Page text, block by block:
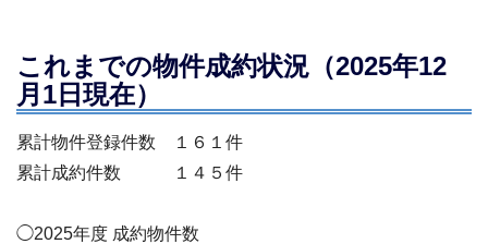
これまでの物件成約状況（2025年12
月1日現在）
累計物件登録件数 １６１件
累計成約件数 １４５件
◯2025年度 成約物件数